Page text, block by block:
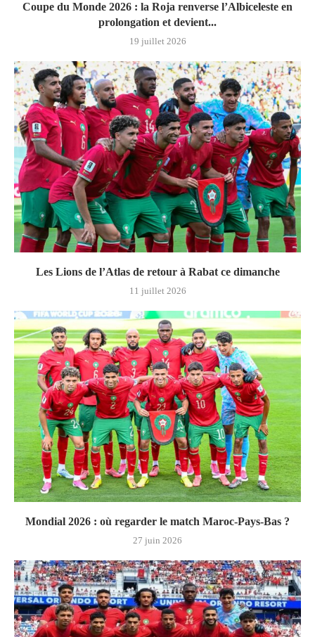
Coupe du Monde 2026 : la Roja renverse l’Albiceleste en
prolongation et devient...
19 juillet 2026
Les Lions de l’Atlas de retour à Rabat ce dimanche
11 juillet 2026
Mondial 2026 : où regarder le match Maroc-Pays‑Bas ?
27 juin 2026